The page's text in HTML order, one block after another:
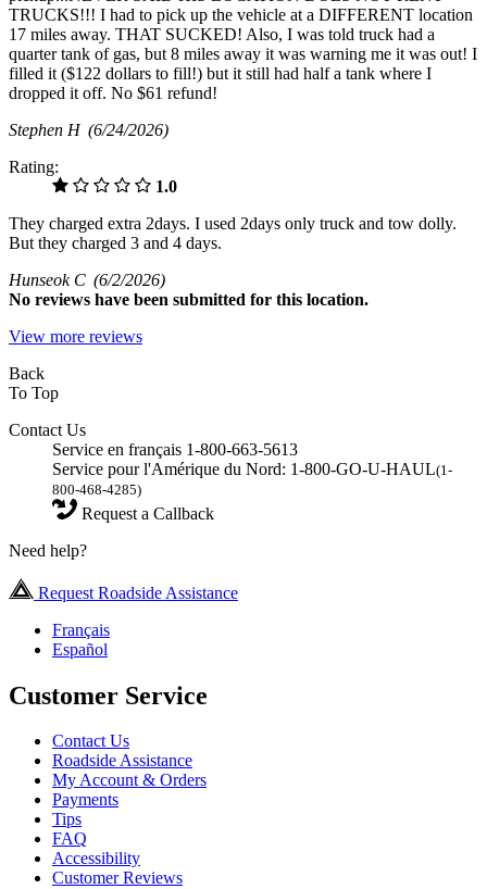
TRUCKS!!! I had to pick up the vehicle at a DIFFERENT location
17 miles away. THAT SUCKED! Also, I was told truck had a
quarter tank of gas, but 8 miles away it was warning me it was out! I
filled it ($122 dollars to fill!) but it still had half a tank where I
dropped it off. No $61 refund!
Stephen H (6/24/2026)
Rating:
1.0
They charged extra 2days. I used 2days only truck and tow dolly.
But they charged 3 and 4 days.
Hunseok C (6/2/2026)
No reviews have been submitted for this location.
View more reviews
Back
To Top
Contact Us
Service en français 1-800-663-5613
Service pour l'Amérique du Nord: 1-800-GO-U-HAUL(1-
800-468-4285)
Request a Callback
Need help?
Request Roadside Assistance
Français
Español
Customer Service
Contact Us
Roadside Assistance
My Account & Orders
Payments
Tips
FAQ
Accessibility
Customer Reviews